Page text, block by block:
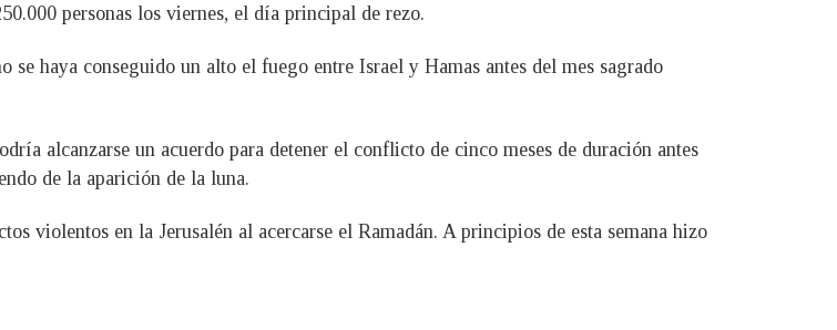
personas los viernes, el día principal de rezo.
haya conseguido un alto el fuego entre Israel y Hamas antes del mes sagrado
alcanzarse un acuerdo para detener el conflicto de cinco meses de duración antes
de la aparición de la luna.
violentos en la Jerusalén al acercarse el Ramadán. A principios de esta semana hizo